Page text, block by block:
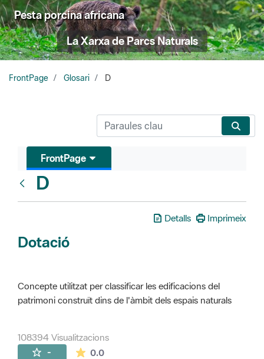
Pesta porcina africana
La Xarxa de Parcs Naturals
FrontPage Glosari D
FrontPage
D
Detalls Imprimeix
Dotació
Concepte utilitzat per classificar les edificacions del
patrimoni construït dins de l'àmbit dels espais naturals
108394 Visualitzacions
- 0.0La mitjana de les valoracions és de 0